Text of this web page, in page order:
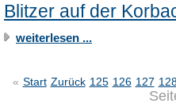
Blitzer auf der
weiterlesen ...
« Start Zurück 125 126 127